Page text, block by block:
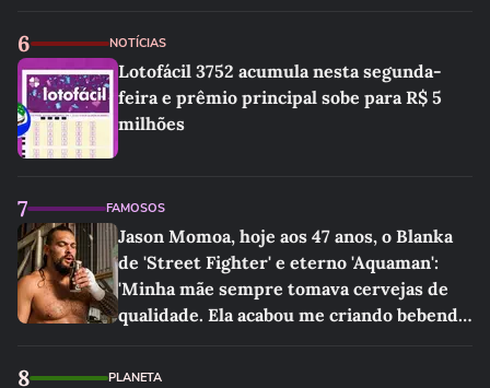
6 NOTÍCIAS
Lotofácil 3752 acumula nesta segunda-
feira e prêmio principal sobe para R$ 5
milhões
7 FAMOSOS
Jason Momoa, hoje aos 47 anos, o Blanka
de 'Street Fighter' e eterno 'Aquaman':
'Minha mãe sempre tomava cervejas de
qualidade. Ela acabou me criando bebendo
8 PLANETA